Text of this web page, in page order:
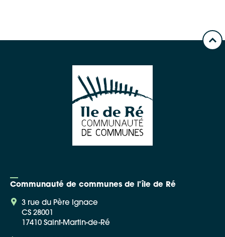
Communauté de communes de l'île de Ré
3 rue du Père Ignace
CS 28001
17410 Saint-Martin-de-Ré